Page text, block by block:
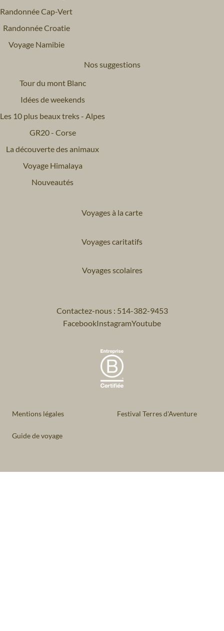
Randonnée Cap-Vert
Randonnée Croatie
Voyage Namibie
Nos suggestions
Tour du mont Blanc
Idées de weekends
Les 10 plus beaux treks - Alpes
GR20 - Corse
La découverte des animaux
Voyage Himalaya
Nouveautés
Voyages à la carte
Voyages caritatifs
Voyages scolaires
Contactez-nous : 514-382-9453
FacebookInstagramYoutube
Mentions légales Festival Terres d'Aventure
Guide de voyage